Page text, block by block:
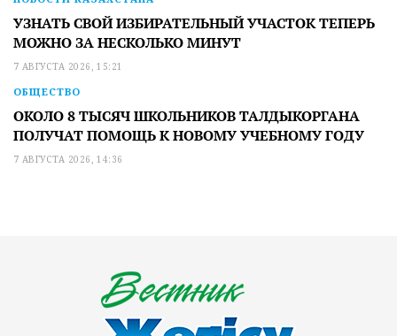
УЗНАТЬ СВОЙ ИЗБИРАТЕЛЬНЫЙ УЧАСТОК ТЕПЕРЬ
МОЖНО ЗА НЕСКОЛЬКО МИНУТ
7 АВГУСТА 2026, 15:21
ОБЩЕСТВО
ОКОЛО 8 ТЫСЯЧ ШКОЛЬНИКОВ ТАЛДЫКОРГАНА
ПОЛУЧАТ ПОМОЩЬ К НОВОМУ УЧЕБНОМУ ГОДУ
7 АВГУСТА 2026, 14:36